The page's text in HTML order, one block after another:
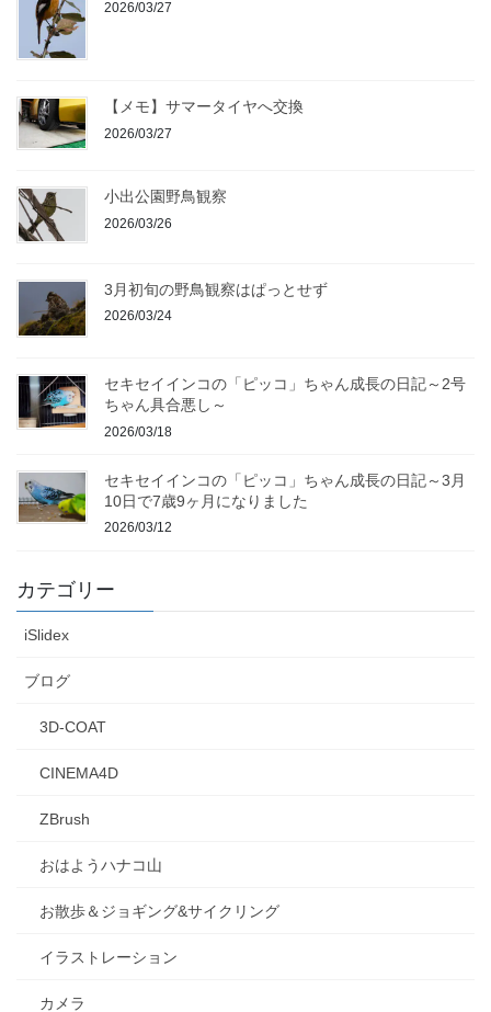
2026/03/27
【メモ】サマータイヤへ交換
2026/03/27
小出公園野鳥観察
2026/03/26
3月初旬の野鳥観察はぱっとせず
2026/03/24
セキセイインコの「ピッコ」ちゃん成長の日記～2号
ちゃん具合悪し～
2026/03/18
セキセイインコの「ピッコ」ちゃん成長の日記～3月
10日で7歳9ヶ月になりました
2026/03/12
カテゴリー
iSlidex
ブログ
3D-COAT
CINEMA4D
ZBrush
おはようハナコ山
お散歩＆ジョギング&サイクリング
イラストレーション
カメラ